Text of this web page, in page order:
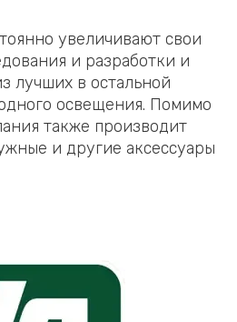
увеличивают свои
и разработки и
лучших в остальной
освещения. Помимо
также производит
и другие аксессуары